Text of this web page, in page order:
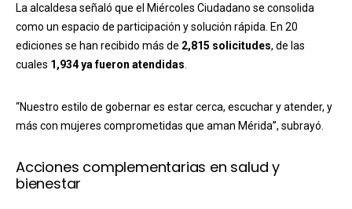
La alcaldesa señaló que el Miércoles Ciudadano se consolida
como un espacio de participación y solución rápida. En 20
ediciones se han recibido más de 2,815 solicitudes, de las
cuales 1,934 ya fueron atendidas
“Nuestro estilo de gobernar es estar cerca, escuchar y atender, y
más con mujeres comprometidas que aman Mérida”, subrayó.
Acciones complementarias en salud y
bienestar